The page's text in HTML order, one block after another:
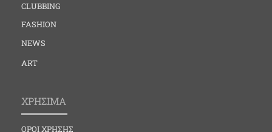
CLUBBING
FASHION
NEWS
ART
ΧΡΗΣΙΜΑ
ΟΡΟΙ ΧΡΗΣΗΣ